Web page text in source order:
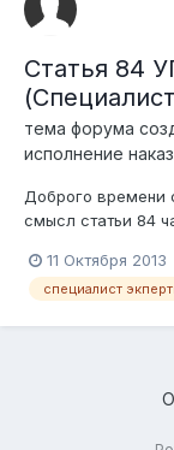
Статья 84
тема форума
исполнение
Доброго времени
смысл статьи 84
досудебном
уполномоченного
11 Октября 2013
специалист